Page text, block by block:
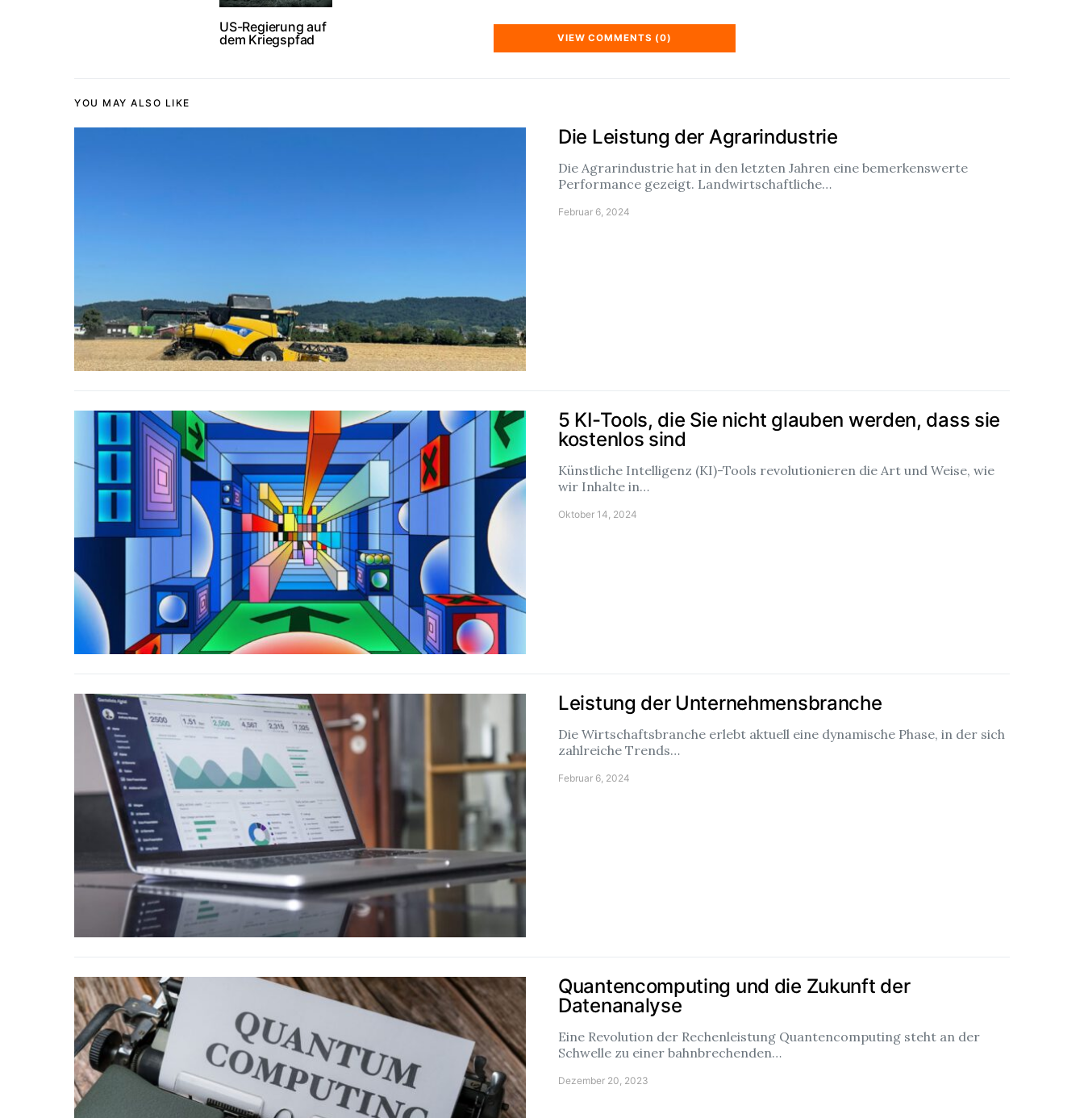
US-Regierung auf
dem Kriegspfad
VIEW COMMENTS (0)
YOU MAY ALSO LIKE
Die Leistung der Agrarindustrie
Die Agrarindustrie hat in den letzten Jahren eine bemerkenswerte
Performance gezeigt. Landwirtschaftliche…
Februar 6, 2024
5 KI-Tools, die Sie nicht glauben werden, dass sie
kostenlos sind
Künstliche Intelligenz (KI)-Tools revolutionieren die Art und Weise, wie
wir Inhalte in…
Oktober 14, 2024
Leistung der Unternehmensbranche
Die Wirtschaftsbranche erlebt aktuell eine dynamische Phase, in der sich
zahlreiche Trends…
Februar 6, 2024
Quantencomputing und die Zukunft der
Datenanalyse
Eine Revolution der Rechenleistung Quantencomputing steht an der
Schwelle zu einer bahnbrechenden…
Dezember 20, 2023